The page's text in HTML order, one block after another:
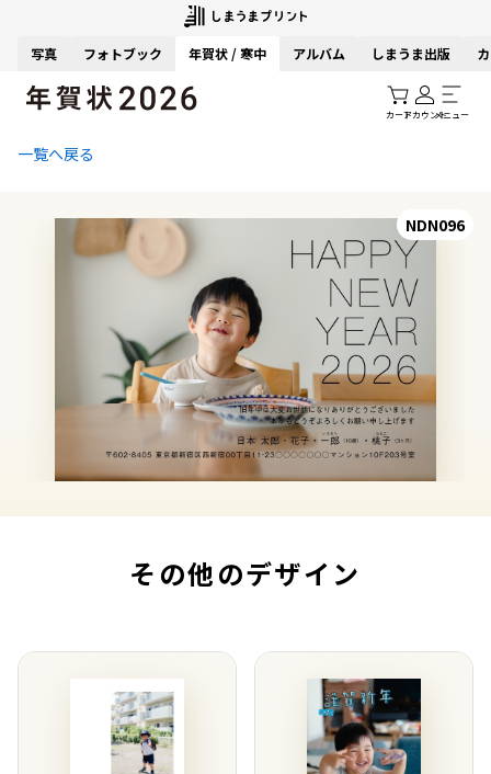
写真 フォトブック 年賀状 / 寒中 アルバム しまうま出版
カートアカウントメニュー
一覧へ戻る
NDN096
その他のデザイン